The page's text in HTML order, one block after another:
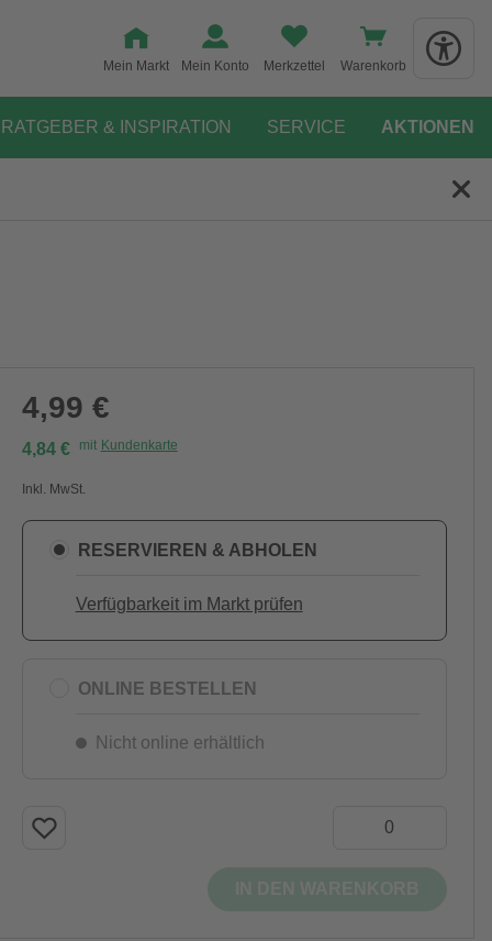
Mein Markt Mein Konto Merkzettel Warenkorb
RATGEBER & INSPIRATION SERVICE AKTIONEN
4,99 €
4,84 € mit Kundenkarte
Inkl. MwSt.
RESERVIEREN & ABHOLEN
Verfügbarkeit im Markt prüfen
ONLINE BESTELLEN
Nicht online erhältlich